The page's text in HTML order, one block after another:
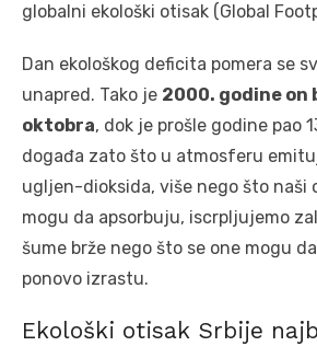
globalni ekološki otisak (Global
Dan ekološkog deficita pomera se
unapred. Tako je 2000. godine on
oktobra, dok je prošle godine pao
događa zato što u atmosferu
ugljen-dioksida, više nego što naši
mogu da apsorbuju, iscrpljujemo
šume brže nego što se one mogu
ponovo izrastu.
Ekološki otisak Srbije